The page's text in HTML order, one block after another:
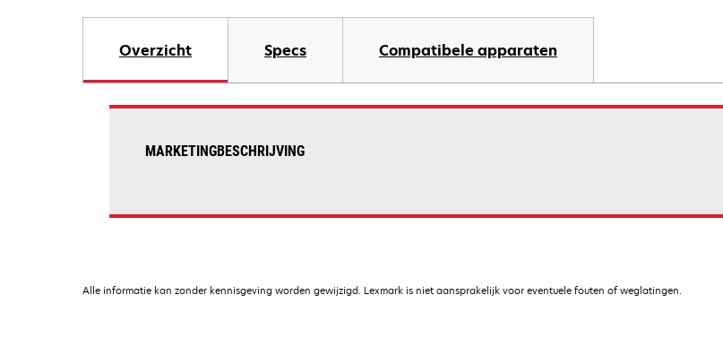
Overzicht Specs Compatibele apparaten
MARKETINGBESCHRIJVING
Alle informatie kan zonder kennisgeving worden gewijzigd. Lexmark is niet aansprakelijk voor eventuele fouten of weglatingen.